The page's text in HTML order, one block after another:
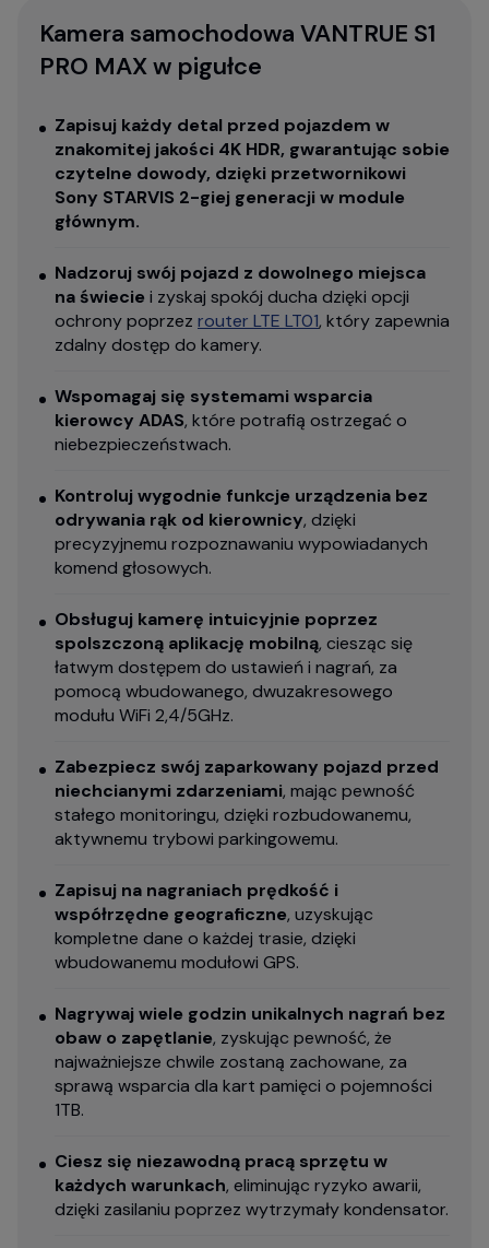
Kamera samochodowa VANTRUE S1
PRO MAX w pigułce
Zapisuj każdy detal przed pojazdem w
znakomitej jakości 4K HDR, gwarantując sobie
czytelne dowody, dzięki przetwornikowi
Sony STARVIS 2-giej generacji w module
głównym.
Nadzoruj swój pojazd z dowolnego miejsca
na świecie i zyskaj spokój ducha dzięki opcji
ochrony poprzez router LTE LT01, który zapewnia
zdalny dostęp do kamery.
Wspomagaj się systemami wsparcia
kierowcy ADAS, które potrafią ostrzegać o
niebezpieczeństwach.
Kontroluj wygodnie funkcje urządzenia bez
odrywania rąk od kierownicy, dzięki
precyzyjnemu rozpoznawaniu wypowiadanych
komend głosowych.
Obsługuj kamerę intuicyjnie poprzez
spolszczoną aplikację mobilną, ciesząc się
łatwym dostępem do ustawień i nagrań, za
pomocą wbudowanego, dwuzakresowego
modułu WiFi 2,4/5GHz.
Zabezpiecz swój zaparkowany pojazd przed
niechcianymi zdarzeniami, mając pewność
stałego monitoringu, dzięki rozbudowanemu,
aktywnemu trybowi parkingowemu.
Zapisuj na nagraniach prędkość i
współrzędne geograficzne, uzyskując
kompletne dane o każdej trasie, dzięki
wbudowanemu modułowi GPS.
Nagrywaj wiele godzin unikalnych nagrań bez
obaw o zapętlanie, zyskując pewność, że
najważniejsze chwile zostaną zachowane, za
sprawą wsparcia dla kart pamięci o pojemności
1TB.
Ciesz się niezawodną pracą sprzętu w
każdych warunkach, eliminując ryzyko awarii,
dzięki zasilaniu poprzez wytrzymały kondensator.